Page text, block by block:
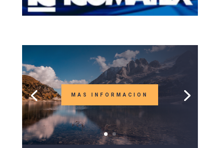
MAS INFORMACION